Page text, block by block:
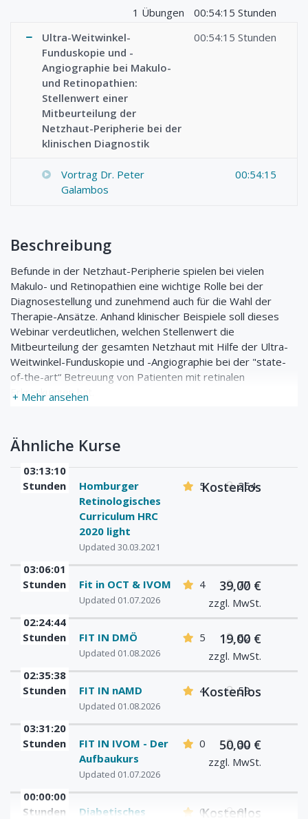
1 Übungen
00:54:15 Stunden
Ultra-Weitwinkel-
Funduskopie und -
Angiographie bei Makulo-
und Retinopathien:
Stellenwert einer
Mitbeurteilung der
Netzhaut-Peripherie bei der
klinischen Diagnostik
00:54:15 Stunden
Vortrag Dr. Peter
Galambos
00:54:15
+ Mehr ansehen
Beschreibung
Befunde in der Netzhaut-Peripherie spielen bei vielen
Makulo- und Retinopathien eine wichtige Rolle bei der
Diagnosestellung und zunehmend auch für die Wahl der
Therapie-Ansätze. Anhand klinischer Beispiele soll dieses
Webinar verdeutlichen, welchen Stellenwert die
Mitbeurteilung der gesamten Netzhaut mit Hilfe der Ultra-
Weitwinkel-Funduskopie und -Angiographie bei der "state-
of-the-art“ Betreuung von Patienten mit retinalen
Erkrankungen hat.
Ähnliche Kurse
03:13:10
Stunden
Homburger
Retinologisches
Curriculum HRC
2020 light
Updated 30.03.2021
5 254
Kostenlos
03:06:01
Stunden
Fit in OCT & IVOM
Updated 01.07.2026
4
77
zzgl. MwSt.
39,00 €
02:24:44
Stunden
FIT IN DMÖ
Updated 01.08.2026
5
62
zzgl. MwSt.
19,00 €
02:35:38
Stunden
FIT IN nAMD
Updated 01.08.2026
4 59
Kostenlos
03:31:20
Stunden
FIT IN IVOM - Der
Aufbaukurs
Updated 01.07.2026
0
30
zzgl. MwSt.
50,00 €
00:00:00
Stunden
Diabetisches 0 0
Kostenlos